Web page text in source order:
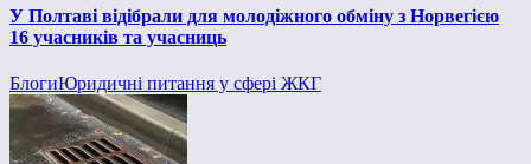
У Полтаві відібрали для молодіжного обміну з Норвегією
16 учасників та учасниць
БлогиЮридичні питання у сфері ЖКГ